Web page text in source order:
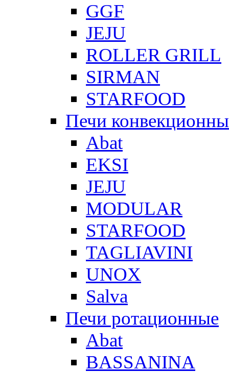
GGF
JEJU
ROLLER GRILL
SIRMAN
STARFOOD
Печи
Abat
EKSI
JEJU
MODULAR
STARFOOD
TAGLIAVINI
UNOX
Salva
Печи ротационные
Abat
BASSANINA